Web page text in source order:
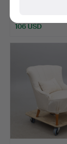
106 USD